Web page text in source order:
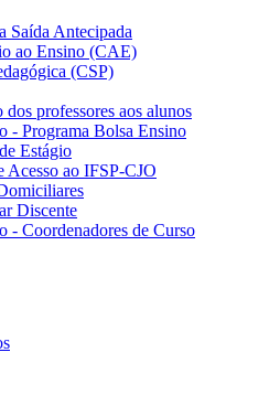
Saída Antecipada
ao Ensino (CAE)
(CSP)
professores aos alunos
- Programa Bolsa Ensino
Estágio
Acesso ao IFSP-CJO
Discente
- Coordenadores de Curso